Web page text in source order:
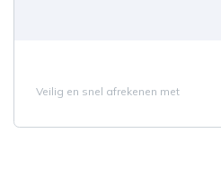
Veilig en snel afrekenen met